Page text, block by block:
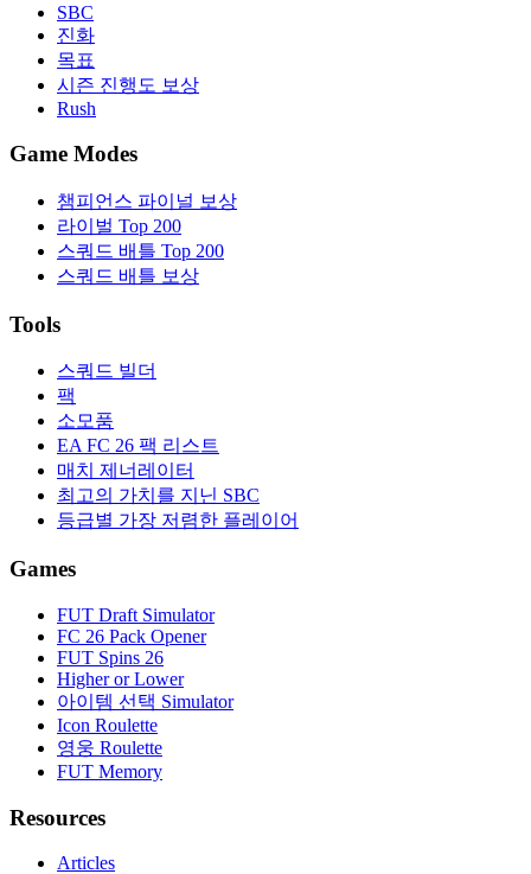
SBC
진화
목표
시즌 진행도 보상
Rush
Game Modes
챔피언스 파이널 보상
라이벌 Top 200
스쿼드 배틀 Top 200
스쿼드 배틀 보상
Tools
스쿼드 빌더
팩
소모품
EA FC 26 팩 리스트
매치 제너레이터
최고의 가치를 지닌 SBC
등급별 가장 저렴한 플레이어
Games
FUT Draft Simulator
FC 26 Pack Opener
FUT Spins 26
Higher or Lower
아이템 선택 Simulator
Icon Roulette
영웅 Roulette
FUT Memory
Resources
Articles